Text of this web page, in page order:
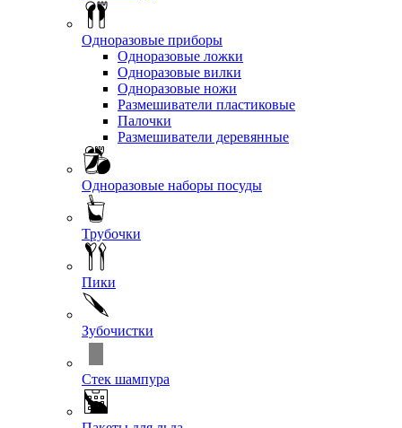
Одноразовые приборы
Одноразовые ложки
Одноразовые вилки
Одноразовые ножи
Размешиватели пластиковые
Палочки
Размешиватели деревянные
Одноразовые наборы посуды
Трубочки
Пики
Зубочистки
Стек шампура